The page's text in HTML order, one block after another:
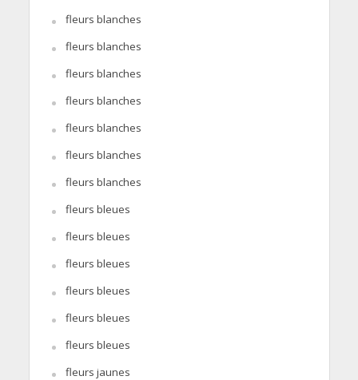
fleurs blanches
fleurs blanches
fleurs blanches
fleurs blanches
fleurs blanches
fleurs blanches
fleurs blanches
fleurs bleues
fleurs bleues
fleurs bleues
fleurs bleues
fleurs bleues
fleurs bleues
fleurs jaunes